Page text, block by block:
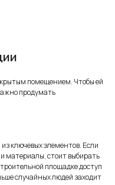
помещением. Чтобы ей
продумать
ключевых элементов. Если
материалы, стоит выбирать
площадке доступ
случайных людей заходит